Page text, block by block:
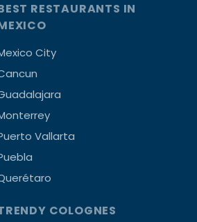
RESTAURANTS IN
City
Vallarta
COLOGNES